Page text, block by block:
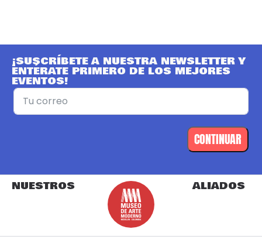
¡SUSCRÍBETE A NUESTRA NEWSLETTER Y
ENTÉRATE PRIMERO DE LOS MEJORES
EVENTOS!
CONTINUAR
NUESTROS ALIADOS